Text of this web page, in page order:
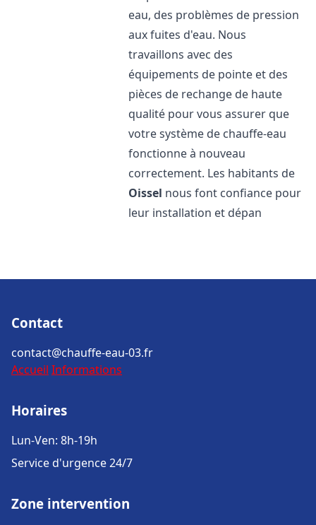
eau, des problèmes de pression
aux fuites d'eau. Nous
travaillons avec des
équipements de pointe et des
pièces de rechange de haute
qualité pour vous assurer que
votre système de chauffe-eau
fonctionne à nouveau
correctement. Les habitants de
Oissel nous font confiance pour
leur installation et dépan
Contact
contact@chauffe-eau-03.fr
Accueil Informations
Horaires
Lun-Ven: 8h-19h
Service d'urgence 24/7
Zone intervention